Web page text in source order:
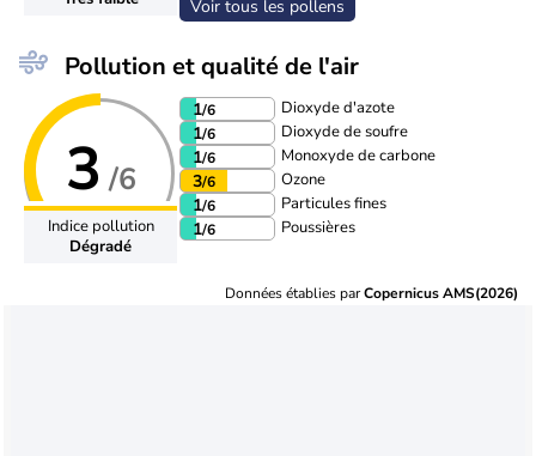
Voir tous les pollens
Pollution et qualité de l'air
3 /6
Indice pollution
Dégradé
1/6 Dioxyde d'azote
1/6 Dioxyde de soufre
1/6 Monoxyde de carbone
3/6 Ozone
1/6 Particules fines
1/6 Poussières
Données établies parCopernicus AMS(2026)